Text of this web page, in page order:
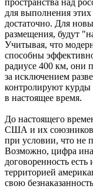
пространства над
для выполнения
достаточно. Для
размещения, будут
Учитывая, что
способны
радиусе 400 км, они
за исключением
контролируют
в настоящее время.
До настоящего
США и их союзников
при условии, что не
Возможно, цифра
договоренность
территорией
свою